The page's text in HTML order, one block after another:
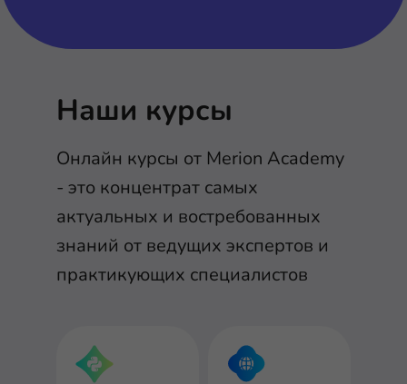
Наши курсы
Онлайн курсы от Merion Academy
- это концентрат самых
актуальных и востребованных
знаний от ведущих экспертов и
практикующих специалистов